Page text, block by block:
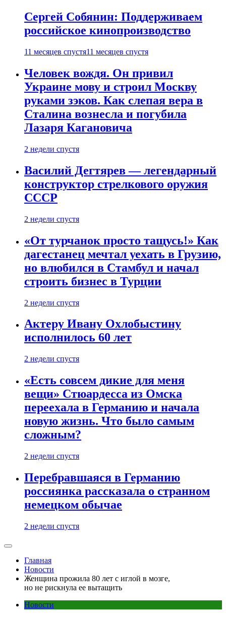
Сергей Собянин: Поддерживаем
российское кинопроизводство
11 месяцев спустя11 месяцев спустя
Человек вождя. Он привил
Украине мову и строил Москву
руками зэков. Как слепая вера в
Сталина вознесла и погубила
Лазаря Кагановича
2 недели спустя
Василий Дегтярев — легендарный
конструктор стрелкового оружия
СССР
2 недели спустя
«От турчанок просто тащусь!» Как
дагестанец мечтал уехать в Грузию,
но влюбился в Стамбул и начал
строить бизнес в Турции
2 недели спустя
Актеру Ивану Охлобыстину
исполнилось 60 лет
2 недели спустя
«Есть совсем дикие для меня
вещи» Стюардесса из Омска
переехала в Германию и начала
новую жизнь. Что было самым
сложным?
2 недели спустя
Перебравшаяся в Германию
россиянка рассказала о странном
немецком обычае
2 недели спустя
Главная
Новости
Женщина прожила 80 лет с иглой в мозге,
но не рискнула ее вытащить
Новости